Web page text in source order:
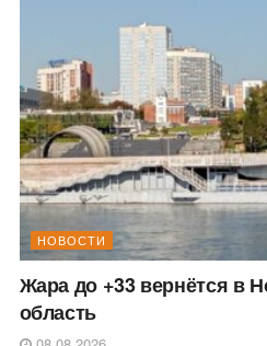
НОВОСТИ
Жара до +33 вернётся в
область